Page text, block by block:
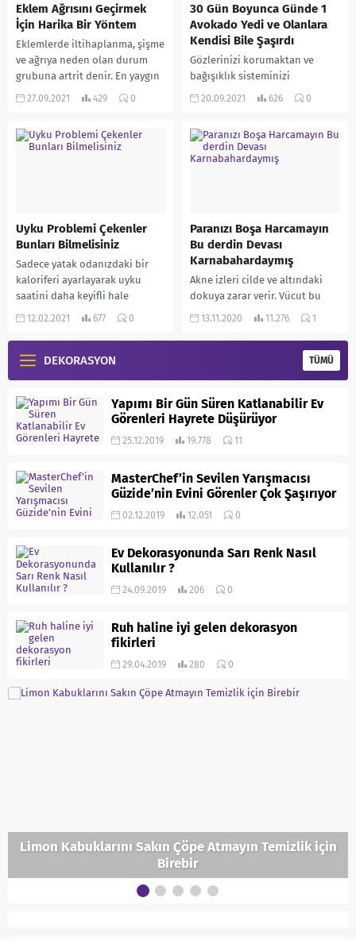
Eklem Ağrısını Geçirmek
İçin Harika Bir Yöntem
Eklemlerde iltihaplanma, şişme
ve ağrıya neden olan durum
grubuna artrit denir. En yaygın
osteoartrit olmasına rağmen
27.09.2021 429 0
30 Gün Boyunca Günde 1
Avokado Yedi ve Olanlara
Kendisi Bile Şaşırdı
Gözlerinizi korumaktan ve
bağışıklık sisteminizi
güçlendirmekten, vücudunuzu
salatada, smoothie’lerde,
soslarda veya doğrudan
20.09.2021 626 0
Uyku Problemi Çekenler
Bunları Bilmelisiniz
Sadece yatak odanızdaki bir
kaloriferi ayarlayarak uyku
saatini daha keyifli hale
getirebilirsiniz. Veya
kendinize “Uyumayın” demeye
devam...
12.02.2021 677 0
Paranızı Boşa Harcamayın
Bu derdin Devası
Karnabahardaymış
Akne izleri cilde ve altındaki
dokuya zarar verir. Vücut bu
hasarı onarmaya çalışır ve
veya...
13.11.2020 11.276 1
DEKORASYON TÜMÜ
Yapımı Bir Gün Süren Katlanabilir Ev
Görenleri Hayrete Düşürüyor
25.12.2019 19.778 11
MasterChef’in Sevilen Yarışmacısı
Güzide’nin Evini Görenler Çok Şaşırıyor
02.12.2019 12.051 0
Ev Dekorasyonunda Sarı Renk Nasıl
Kullanılır ?
24.09.2019 206 0
Ruh haline iyi gelen dekorasyon
fikirleri
29.04.2019 280 0
Limon Kabuklarını Sakın Çöpe Atmayın Temizlik için
Birebir